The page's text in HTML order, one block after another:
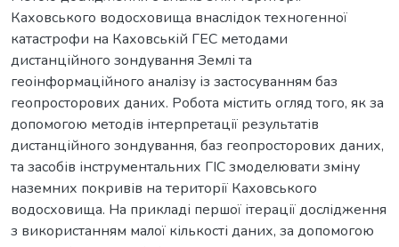
Каховського водосховища внаслідок техногенної
катастрофи на Каховській ГЕС методами
дистанційного зондування Землі та
геоінформаційного аналізу із застосуванням баз
геопросторових даних. Робота містить огляд того, як за
допомогою методів інтерпретації результатів
дистанційного зондування, баз геопросторових даних,
та засобів інструментальних ГІС змоделювати зміну
наземних покривів на території Каховського
водосховища. На прикладі першої ітерації дослідження
з використанням малої кількості даних, за допомогою